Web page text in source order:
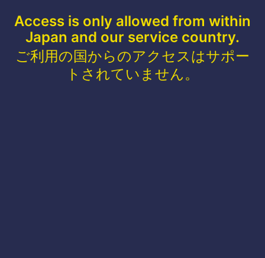
Access is only allowed from within
Japan and our service country.
ご利用の国からのアクセスはサポー
トされていません。